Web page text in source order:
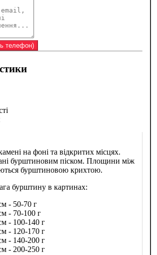
на фоні та відкритих місцях.
бурштиновим піском. Площини між
бурштиновою крихтою.
бурштину в картинах:
- 50-70 г
- 70-100 г
- 100-140 г
- 120-170 г
- 140-200 г
- 200-250 г